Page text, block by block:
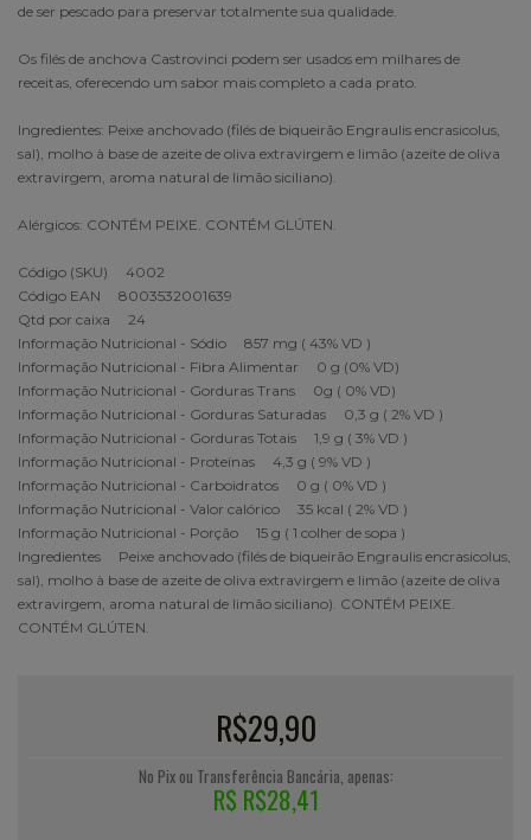
de ser pescado para preservar totalmente sua qualidade.
Os filés de anchova Castrovinci podem ser usados em milhares de
receitas, oferecendo um sabor mais completo a cada prato.
Ingredientes: Peixe anchovado (filés de biqueirão Engraulis encrasicolus,
sal), molho à base de azeite de oliva extravirgem e limão (azeite de oliva
extravirgem, aroma natural de limão siciliano).
Alérgicos: CONTÉM PEIXE. CONTÉM GLÚTEN.
Código (SKU) 4002
Código EAN 8003532001639
Qtd por caixa 24
Informação Nutricional - Sódio 857 mg ( 43% VD )
Informação Nutricional - Fibra Alimentar 0 g (0% VD)
Informação Nutricional - Gorduras Trans 0g ( 0% VD)
Informação Nutricional - Gorduras Saturadas 0,3 g ( 2% VD )
Informação Nutricional - Gorduras Totais 1,9 g ( 3% VD )
Informação Nutricional - Proteínas 4,3 g ( 9% VD )
Informação Nutricional - Carboidratos 0 g ( 0% VD )
Informação Nutricional - Valor calórico 35 kcal ( 2% VD )
Informação Nutricional - Porção 15 g ( 1 colher de sopa )
Ingredientes Peixe anchovado (filés de biqueirão Engraulis encrasicolus,
sal), molho à base de azeite de oliva extravirgem e limão (azeite de oliva
extravirgem, aroma natural de limão siciliano). CONTÉM PEIXE.
CONTÉM GLÚTEN.
R$29,90
No Pix ou Transferência Bancária, apenas:
R$ R$28,41